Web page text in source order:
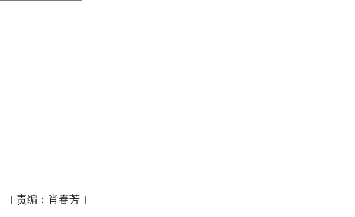
[ 责编：肖春芳 ]